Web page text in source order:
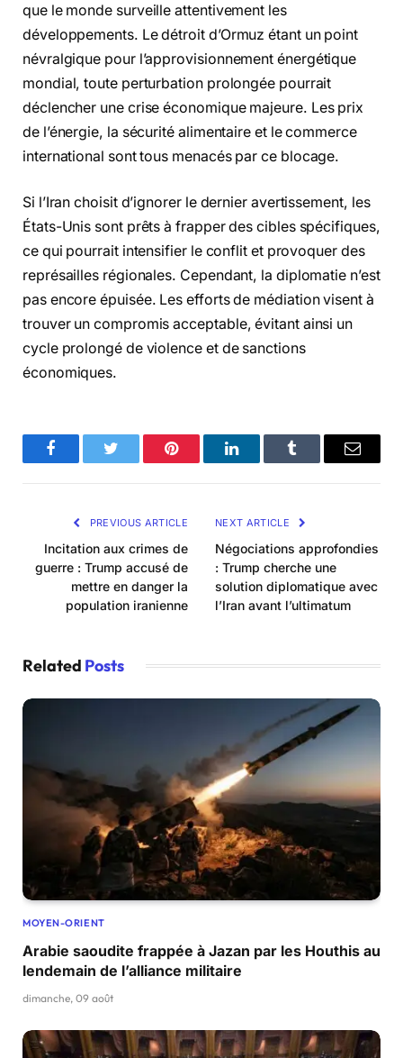
que le monde surveille attentivement les
développements. Le détroit d’Ormuz étant un point
névralgique pour l’approvisionnement énergétique
mondial, toute perturbation prolongée pourrait
déclencher une crise économique majeure. Les prix
de l’énergie, la sécurité alimentaire et le commerce
international sont tous menacés par ce blocage.
Si l’Iran choisit d’ignorer le dernier avertissement, les
États-Unis sont prêts à frapper des cibles spécifiques,
ce qui pourrait intensifier le conflit et provoquer des
représailles régionales. Cependant, la diplomatie n’est
pas encore épuisée. Les efforts de médiation visent à
trouver un compromis acceptable, évitant ainsi un
cycle prolongé de violence et de sanctions
économiques.
FacebookTwitter Pinterest LinkedInTumblr Email
PREVIOUS ARTICLE
Incitation aux crimes de
guerre : Trump accusé de
mettre en danger la
population iranienne
NEXT ARTICLE
Négociations approfondies
: Trump cherche une
solution diplomatique avec
l’Iran avant l’ultimatum
Related Posts
MOYEN-ORIENT
Arabie saoudite frappée à Jazan par les Houthis au
lendemain de l’alliance militaire
dimanche, 09 août